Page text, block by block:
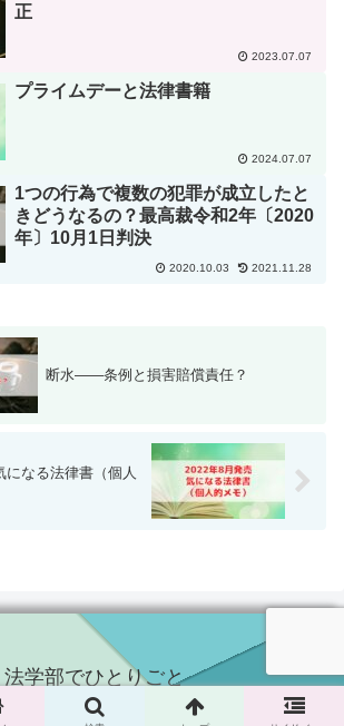
正
2023.07.07
プライムデーと法律書籍
2024.07.07
1つの行為で複数の犯罪が成立したと
きどうなるの？最高裁令和2年〔2020
年〕10月1日判決
2020.10.03 2021.11.28
断水――条例と損害賠償責任？
になる法律書（個人
法学部でひとりごと
2020 法学部でひとりごと.